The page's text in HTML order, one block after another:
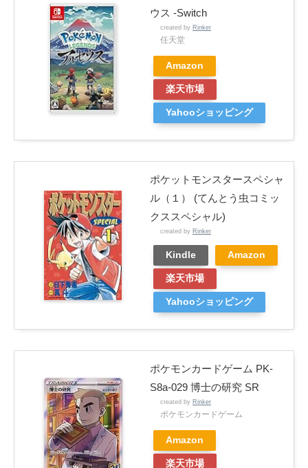
ウス -Switch
created by Rinker
任天堂
Amazon
楽天市場
Yahooショッピング
ポケットモンスタースペシャ
ル（１） (てんとう虫コミッ
クススペシャル)
created by Rinker
Kindle Amazon
楽天市場
Yahooショッピング
ポケモンカードゲーム PK-
S8a-029 博士の研究 SR
created by Rinker
ポケモンカードゲーム
Amazon
楽天市場